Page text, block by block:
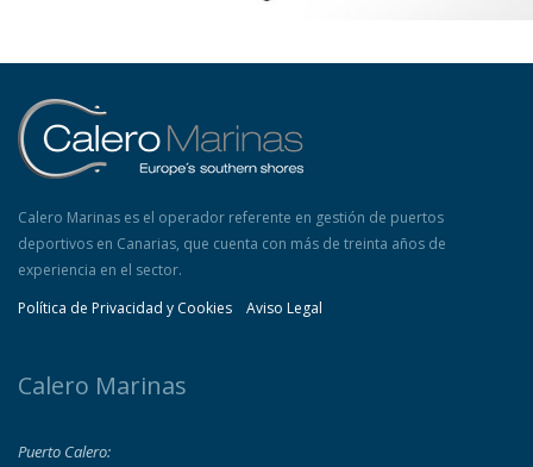
Calero Marinas es el operador referente en gestión de puertos
deportivos en Canarias, que cuenta con más de treinta años de
experiencia en el sector.
Política de Privacidad y Cookies
Aviso Legal
Calero Marinas
Puerto Calero: